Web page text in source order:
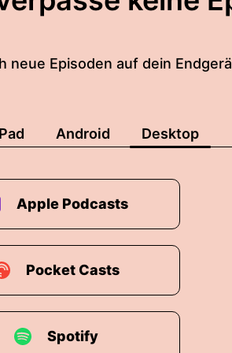
neue Episoden auf dein
Android Desktop
Apple Podcasts
Pocket Casts
Spotify